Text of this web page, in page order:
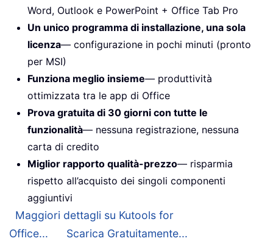
Word, Outlook e PowerPoint + Office Tab Pro
Un unico programma di installazione, una sola
licenza— configurazione in pochi minuti (pronto
per MSI)
Funziona meglio insieme— produttività
ottimizzata tra le app di Office
Prova gratuita di 30 giorni con tutte le
funzionalità— nessuna registrazione, nessuna
carta di credito
Miglior rapporto qualità-prezzo— risparmia
rispetto all’acquisto dei singoli componenti
aggiuntivi
Maggiori dettagli su Kutools for
Office...
Scarica Gratuitamente...